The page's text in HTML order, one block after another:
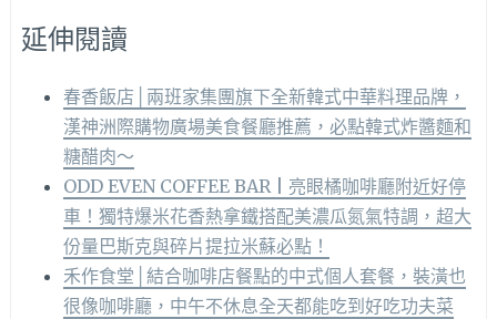
延伸閱讀
春香飯店│兩班家集團旗下全新韓式中華料理品牌，
漢神洲際購物廣場美食餐廳推薦，必點韓式炸醬麵和
糖醋肉～
ODD EVEN COFFEE BAR | 亮眼橘咖啡廳附近好停
車！獨特爆米花香熱拿鐵搭配美濃瓜氮氣特調，超大
份量巴斯克與碎片提拉米蘇必點！
禾作食堂│結合咖啡店餐點的中式個人套餐，裝潢也
很像咖啡廳，中午不休息全天都能吃到好吃功夫菜